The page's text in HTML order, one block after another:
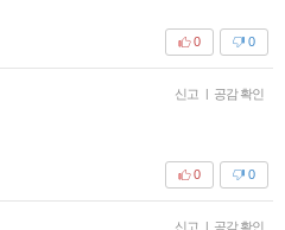
0
0
신고 | 공감 확인
0
0
신고 | 공감 확인